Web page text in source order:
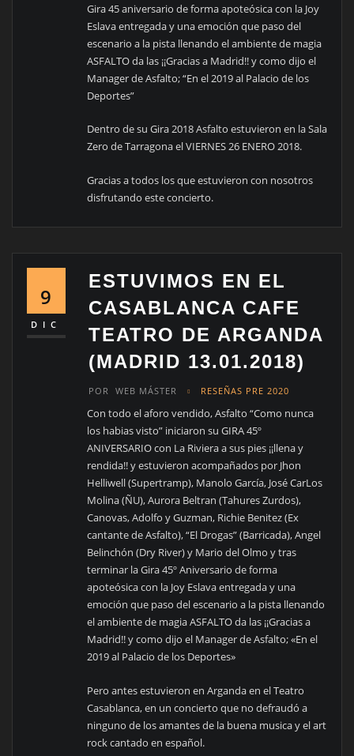
Gira 45 aniversario de forma apoteósica con la Joy
Eslava entregada y una emoción que paso del
escenario a la pista llenando el ambiente de magia
ASFALTO da las ¡¡Gracias a Madrid!! y como dijo el
Manager de Asfalto; “En el 2019 al Palacio de los
Deportes”
Dentro de su Gira 2018 Asfalto estuvieron en la Sala
Zero de Tarragona el VIERNES 26 ENERO 2018.
Gracias a todos los que estuvieron con nosotros
disfrutando este concierto.
9
DIC
ESTUVIMOS EN EL
CASABLANCA CAFE
TEATRO DE ARGANDA
(MADRID 13.01.2018)
POR WEB MÁSTER RESEÑAS PRE 2020
Con todo el aforo vendido, Asfalto “Como nunca
los habias visto” iniciaron su GIRA 45º
ANIVERSARIO con La Riviera a sus pies ¡¡llena y
rendida!! y estuvieron acompañados por Jhon
Helliwell (Supertramp), Manolo García, José CarLos
Molina (ÑU), Aurora Beltran (Tahures Zurdos),
Canovas, Adolfo y Guzman, Richie Benitez (Ex
cantante de Asfalto), “El Drogas” (Barricada), Angel
Belinchón (Dry River) y Mario del Olmo y tras
terminar la Gira 45º Aniversario de forma
apoteósica con la Joy Eslava entregada y una
emoción que paso del escenario a la pista llenando
el ambiente de magia ASFALTO da las ¡¡Gracias a
Madrid!! y como dijo el Manager de Asfalto; «En el
2019 al Palacio de los Deportes»
Pero antes estuvieron en Arganda en el Teatro
Casablanca, en un concierto que no defraudó a
ninguno de los amantes de la buena musica y el art
rock cantado en español.